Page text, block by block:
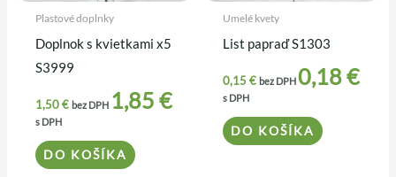
Plastové doplnky
Doplnok s kvietkami x5
S3999
1,50€ bez DPH 1,85 €
s DPH
DO KOŠÍKA
Umelé kvety
List papraď S1303
0,15€ bez DPH0,18€
s DPH
DO KOŠÍKA